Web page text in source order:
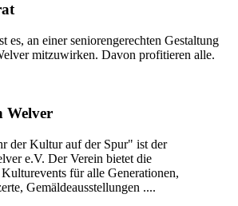
es, an einer seniorengerechten Gestaltung
mitzuwirken. Davon profitieren alle.
Welver
der Kultur auf der Spur" ist der
e.V. Der Verein bietet die
für alle Generationen,
Gemäldeausstellungen ....